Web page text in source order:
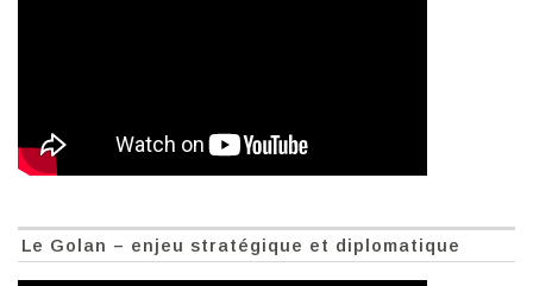
Le Golan – enjeu stratégique et diplomatique